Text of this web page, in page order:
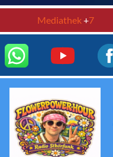
Mediathek+7